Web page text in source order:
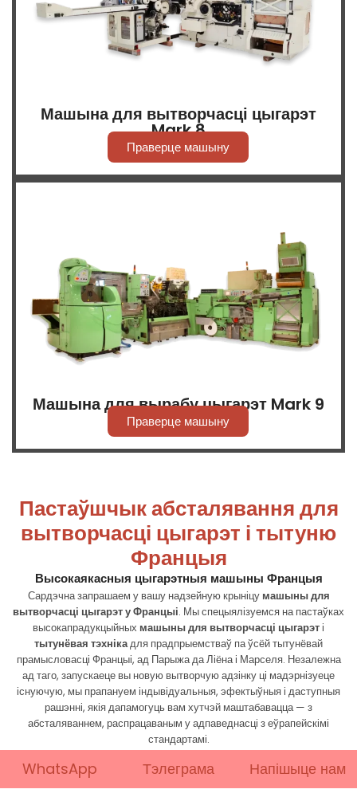
Машына для вытворчасці цыгарэт
Mark 8
Праверце машыну
Машына для вырабу цыгарэт Mark 9
Праверце машыну
Пастаўшчык абсталявання для
вытворчасці цыгарэт і тытуню
Францыя
Высокаякасныя цыгарэтныя машыны Францыя
Сардэчна запрашаем у вашу надзейную крыніцу машыны для
вытворчасці цыгарэт у Францыі. Мы спецыялізуемся на пастаўках
высокапрадукцыйных машыны для вытворчасці цыгарэт і
тытунёвая тэхнікадля прадпрыемстваў па ўсёй тытунёвай
прамысловасці Францыі, ад Парыжа да Ліёна і Марселя. Незалежна
ад таго, запускаеце вы новую вытворчую адзінку ці мадэрнізуеце
існуючую, мы прапануем індывідуальныя, эфектыўныя і даступныя
рашэнні, якія дапамогуць вам хутчэй маштабавацца — з
абсталяваннем, распрацаваным у адпаведнасці з еўрапейскімі
стандартамі.
WhatsApp Тэлеграма Напішыце нам